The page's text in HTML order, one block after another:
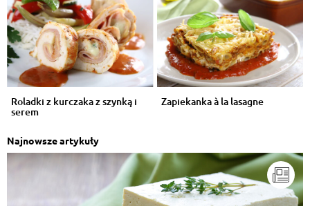
Roladki z kurczaka z szynką i
serem
Zapiekanka à la lasagne
Najnowsze artykuły